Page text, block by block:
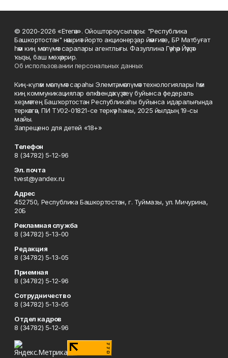
© 2020-2026 «Етегән». Ойоштороусылары: "Республика
Башкортостан" нәшриәт йорто акционерҙар йәмғиәте, БР Матбуғат
һәм киң мәғлүмәт саралары агентлығы. Фазуллина Гәүһәр Йәүҙәт
ҡыҙы, баш мөхәррир.
Об использовании персональных данных
Киң-күләм мәғлүмәт сараһы Элемтә, мәғлүмәт технологиялары һәм
киң коммуникациялар өлкәһендә күҙәтеү буйынса федераль
хеҙмәттең Башҡортостан Республикаһы буйынса идаралығында
теркәлгән, ПИ ТУ02-01821-се теркәү һаны, 2025 йылдың 19-сы
майы.
Запрещено для детей «18+»
Телефон
8 (34782) 5-12-96
Эл. почта
tvest@yandex.ru
Адрес
452750, Республика Башкортостан, г. Туймазы, ул. Мичурина,
20Б
Рекламная служба
8 (34782) 5-13-00
Редакция
8 (34782) 5-13-05
Приемная
8 (34782) 5-12-96
Сотрудничество
8 (34782) 5-13-05
Отдел кадров
8 (34782) 5-12-96